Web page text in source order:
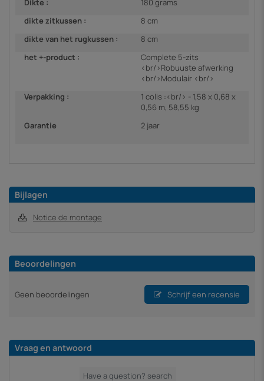
Dikte :
180 grams
dikte zitkussen :
8 cm
dikte van het rugkussen :
8 cm
het +-product :
Complete 5-zits
<br/>Robuuste afwerking
<br/>Modulair <br/>
Verpakking :
1 colis :<br/> - 1,58 x 0,68 x
0,56 m, 58,55 kg
Garantie
2 jaar
Bijlagen
Notice de montage
Beoordelingen
Geen beoordelingen Schrijf een recensie
Vraag en antwoord